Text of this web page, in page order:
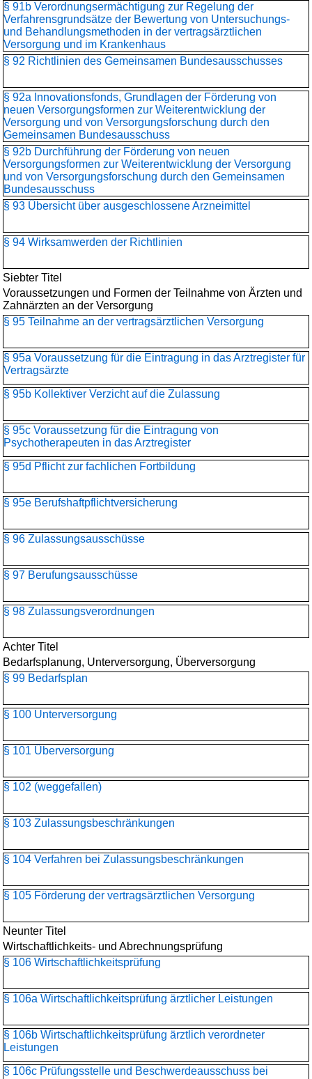
§ 91b Verordnungsermächtigung zur Regelung der
Verfahrensgrundsätze der Bewertung von Untersuchungs-
und Behandlungsmethoden in der vertragsärztlichen
Versorgung und im Krankenhaus
§ 92 Richtlinien des Gemeinsamen Bundesausschusses
§ 92a Innovationsfonds, Grundlagen der Förderung von
neuen Versorgungsformen zur Weiterentwicklung der
Versorgung und von Versorgungsforschung durch den
Gemeinsamen Bundesausschuss
§ 92b Durchführung der Förderung von neuen
Versorgungsformen zur Weiterentwicklung der Versorgung
und von Versorgungsforschung durch den Gemeinsamen
Bundesausschuss
§ 93 Übersicht über ausgeschlossene Arzneimittel
§ 94 Wirksamwerden der Richtlinien
Siebter Titel
Voraussetzungen und Formen der Teilnahme von Ärzten und
Zahnärzten an der Versorgung
§ 95 Teilnahme an der vertragsärztlichen Versorgung
§ 95a Voraussetzung für die Eintragung in das Arztregister für
Vertragsärzte
§ 95b Kollektiver Verzicht auf die Zulassung
§ 95c Voraussetzung für die Eintragung von
Psychotherapeuten in das Arztregister
§ 95d Pflicht zur fachlichen Fortbildung
§ 95e Berufshaftpflichtversicherung
§ 96 Zulassungsausschüsse
§ 97 Berufungsausschüsse
§ 98 Zulassungsverordnungen
Achter Titel
Bedarfsplanung, Unterversorgung, Überversorgung
§ 99 Bedarfsplan
§ 100 Unterversorgung
§ 101 Überversorgung
§ 102 (weggefallen)
§ 103 Zulassungsbeschränkungen
§ 104 Verfahren bei Zulassungsbeschränkungen
§ 105 Förderung der vertragsärztlichen Versorgung
Neunter Titel
Wirtschaftlichkeits- und Abrechnungsprüfung
§ 106 Wirtschaftlichkeitsprüfung
§ 106a Wirtschaftlichkeitsprüfung ärztlicher Leistungen
§ 106b Wirtschaftlichkeitsprüfung ärztlich verordneter
Leistungen
§ 106c Prüfungsstelle und Beschwerdeausschuss bei